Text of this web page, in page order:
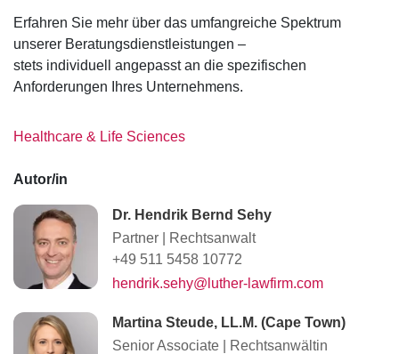
Erfahren Sie mehr über das umfangreiche Spektrum
unserer Beratungsdienstleistungen –
stets individuell angepasst an die spezifischen
Anforderungen Ihres Unternehmens.
Healthcare & Life Sciences
Autor/in
Dr. Hendrik Bernd Sehy
Partner
Rechtsanwalt
+49 511 5458 10772
hendrik.sehy@luther-lawfirm.com
Martina Steude, LL.M. (Cape Town)
Senior Associate
Rechtsanwältin